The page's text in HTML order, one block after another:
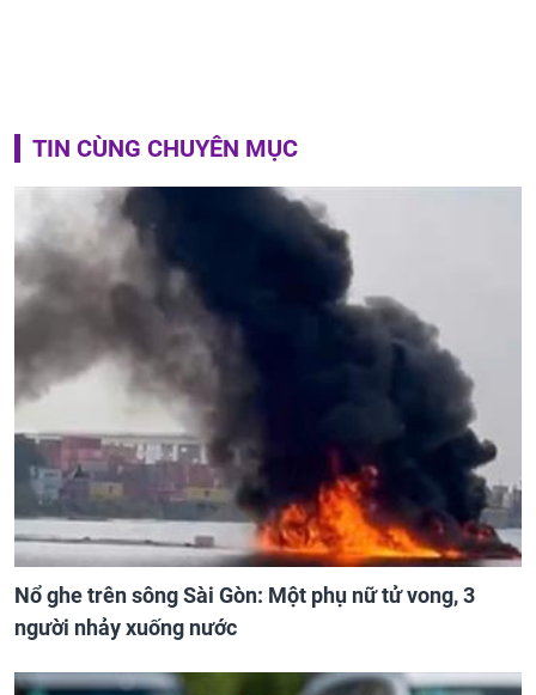
TIN CÙNG CHUYÊN MỤC
Nổ ghe trên sông Sài Gòn: Một phụ nữ tử vong, 3
người nhảy xuống nước